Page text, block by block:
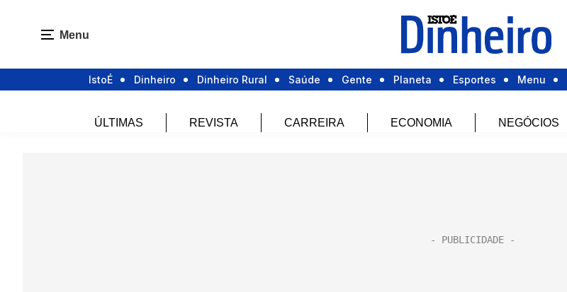
Menu
IstoÉ Dinheiro Dinheiro Rural Saúde Gente Planeta Esportes Menu
ÚLTIMAS REVISTA CARREIRA ECONOMIA NEGÓCIOS